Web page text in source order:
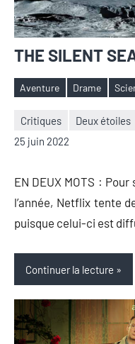
THE SILENT
Étiquettes
Aventure Drame
Critiques Deux étoiles
25 juin 2022
Nicolas
Aucun
EN DEUX MOTS :
l’année, Netflix tente
puisque celui-ci est
Continuer la lecture